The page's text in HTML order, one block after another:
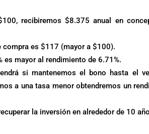
recibiremos $8.375 anual en
compra es $117 (mayor a $100).
es mayor al rendimiento de 6.71%.
si mantenemos el bono hasta el
a una tasa menor obtendremos un
la inversión en alrededor de 10